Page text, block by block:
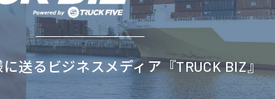
送るビジネスメディア『TRUCK BIZ』